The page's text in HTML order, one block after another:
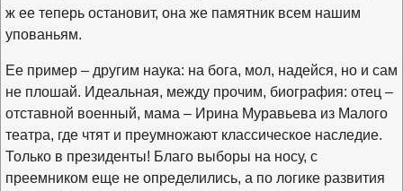
ж ее теперь остановит, она же памятник всем нашим
упованьям.
Ее пример – другим наука: на бога, мол, надейся, но и сам
не плошай. Идеальная, между прочим, биография: отец –
отставной военный, мама – Ирина Муравьева из Малого
театра, где чтят и преумножают классическое наследие.
Только в президенты! Благо выборы на носу, с
преемником еще не определились, а по логике развития